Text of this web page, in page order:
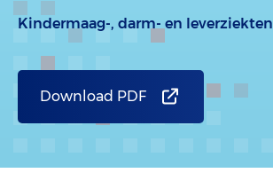
Kindermaag-, darm- en leverziekten
Download PDF